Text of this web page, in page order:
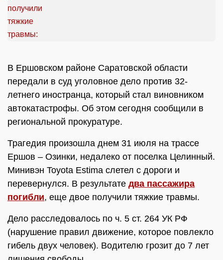
В Ершовском районе Саратовской области
передали в суд уголовное дело против 32-
летнего иностранца, который стал виновником
автокатастрофы. Об этом сегодня сообщили в
региональной прокуратуре.
Трагедия произошла днем 31 июля на трассе
Ершов – Озинки, недалеко от поселка Целинный.
Минивэн Toyota Estima слетел с дороги и
перевернулся. В результате два пассажира
погибли, еще двое получили тяжкие травмы.
Дело расследовалось по ч. 5 ст. 264 УК РФ
(нарушение правил движение, которое повлекло
гибель двух человек). Водителю грозит до 7 лет